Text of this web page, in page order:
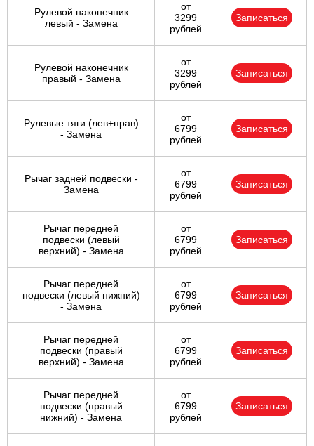
Рулевой наконечник
левый - Замена
от
3299
рублей
Записаться
Рулевой наконечник
правый - Замена
от
3299
рублей
Записаться
Рулевые тяги (лев+прав)
- Замена
от
6799
рублей
Записаться
Рычаг задней подвески -
Замена
от
6799
рублей
Записаться
Рычаг передней
подвески (левый
верхний) - Замена
от
6799
рублей
Записаться
Рычаг передней
подвески (левый нижний)
- Замена
от
6799
рублей
Записаться
Рычаг передней
подвески (правый
верхний) - Замена
от
6799
рублей
Записаться
Рычаг передней
подвески (правый
нижний) - Замена
от
6799
рублей
Записаться